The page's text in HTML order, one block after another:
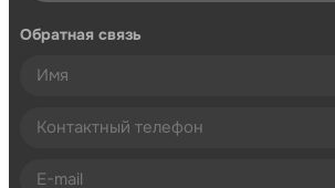
Обратная связь